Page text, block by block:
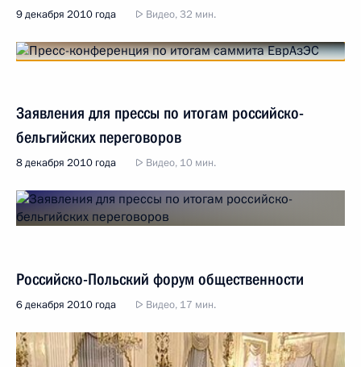
9 декабря 2010 года Видео, 32 мин.
Заявления для прессы по итогам российско-
бельгийских переговоров
8 декабря 2010 года Видео, 10 мин.
Российско-Польский форум общественности
6 декабря 2010 года Видео, 17 мин.